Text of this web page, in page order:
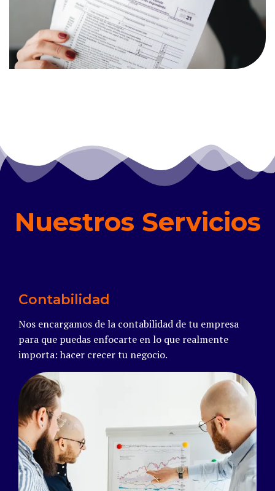
Nuestros Servicios
Contabilidad
Nos encargamos de la contabilidad de tu empresa
para que puedas enfocarte en lo que realmente
importa: hacer crecer tu negocio.
Read more